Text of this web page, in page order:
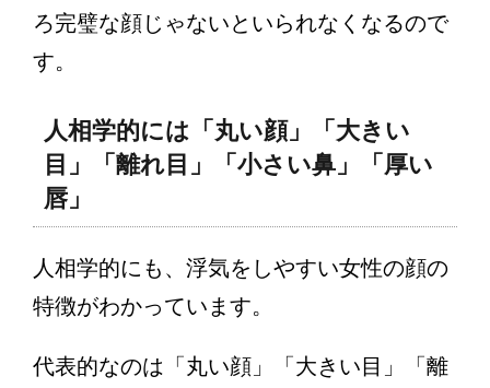
ろ完璧な顔じゃないといられなくなるので
す。
人相学的には「丸い顔」「大きい
目」「離れ目」「小さい鼻」「厚い
唇」
人相学的にも、浮気をしやすい女性の顔の
特徴がわかっています。
代表的なのは「丸い顔」「大きい目」「離